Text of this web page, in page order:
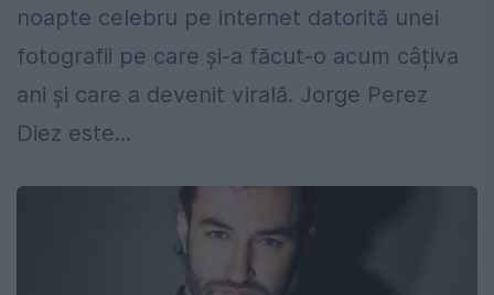
noapte celebru pe internet datorită unei
fotografii pe care și-a făcut-o acum câțiva
ani și care a devenit virală. Jorge Perez
Diez este...